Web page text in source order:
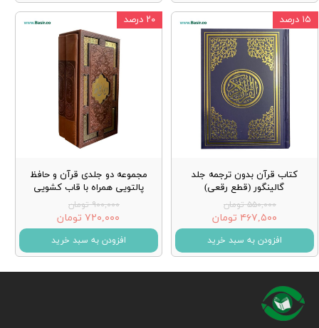
کتاب قرآن بدون ترجمه جلد
گالینگور (قطع رقعی)
۵۵۰,۰۰۰ تومان
۴۶۷,۵۰۰ تومان
افزودن به سبد خرید
۱۵ درصد
مجموعه دو جلدی قرآن و حافظ
پالتویی همراه با قاب کشویی
۹۰۰,۰۰۰ تومان
۷۲۰,۰۰۰ تومان
افزودن به سبد خرید
۲۰ درصد